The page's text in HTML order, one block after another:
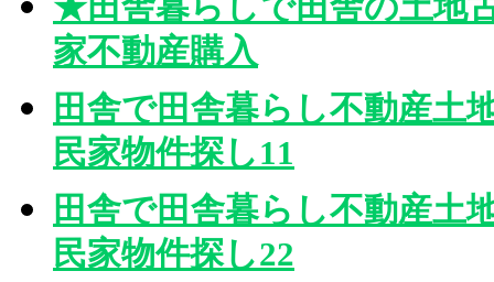
家不動産購入
田舎で田舎暮らし不動産土
民家物件探し11
田舎で田舎暮らし不動産土
民家物件探し22